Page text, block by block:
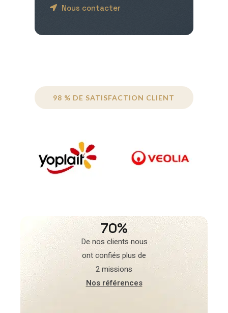
Nous contacter
98 % DE SATISFACTION CLIENT
70%
De nos clients nous
ont confiés plus de
2 missions
Nos références